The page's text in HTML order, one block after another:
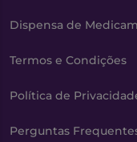
Dispensa de
Termos e Condições
Política de
Perguntas